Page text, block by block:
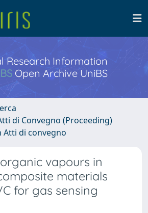
Research Information
Open Archive UniBS
di Convegno (Proceeding)
Atti di convegno
vapours in
materials
for gas sensing